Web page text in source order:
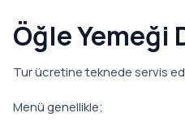
Öğle Yemeği
Tur ücretine teknede servis
Menü genellikle;